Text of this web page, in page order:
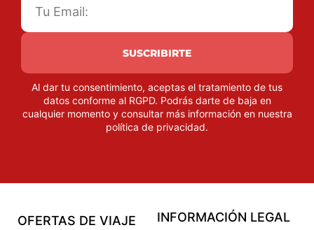
SUSCRIBIRTE
Al dar tu consentimiento, aceptas el tratamiento de tus
datos conforme al RGPD. Podrás darte de baja en
cualquier momento y consultar más información en nuestra
política de privacidad.
OFERTAS DE VIAJE INFORMACIÓN LEGAL